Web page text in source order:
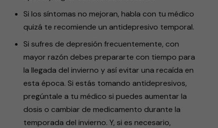
Si los síntomas no mejoran, habla con tu médico
quizá te recomiende un antidepresivo temporal.
Si sufres de depresión frecuentemente, con
mayor razón debes prepararte con tiempo para
la llegada del invierno y así evitar una recaída en
esta época. Si estás tomando antidepresivos,
pregúntale a tu médico si puedes aumentar la
dosis o cambiar de medicamento durante la
temporada del invierno. Y, si es necesario,